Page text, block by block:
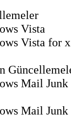
Vista
Vista for
Mail
Mail